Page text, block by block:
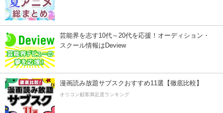
芸能界を志す10代～20代を応援！オーディション・
スクール情報はDeview
漫画読み放題サブスクおすすめ11選【徹底比較】
オリコン顧客満足度ランキング